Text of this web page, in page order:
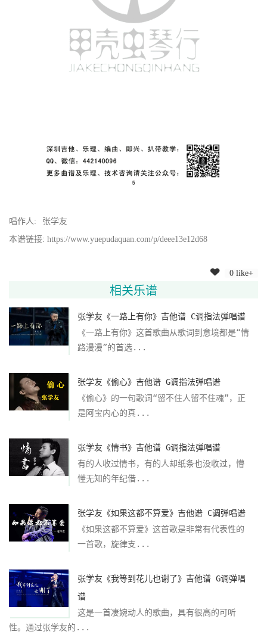
唱作人:
张学友
本谱链接: https://www.yuepudaquan.com/p/deee13e12d68
0 like+
相关乐谱
张学友《一路上有你》吉他谱 C调指法弹唱谱
《一路上有你》这首歌曲从歌词到意境都是“情
路漫漫”的首选...
张学友《偷心》吉他谱 G调指法弹唱谱
《偷心》的一句歌词“留不住人留不住魂”，正
是阿宝内心的真...
张学友《情书》吉他谱 G调指法弹唱谱
有的人收过情书，有的人却纸条也没收过，懵
懂无知的年纪借...
张学友《如果这都不算爱》吉他谱 C调弹唱谱
《如果这都不算爱》这首歌是非常有代表性的
一首歌，旋律支...
张学友《我等到花儿也谢了》吉他谱 G调弹唱
谱
这是一首凄婉动人的歌曲，具有很高的可听
性。通过张学友的...